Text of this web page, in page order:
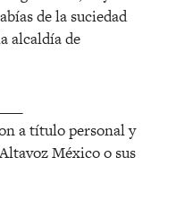
de la suciedad
alcaldía de
a título personal y
México o sus